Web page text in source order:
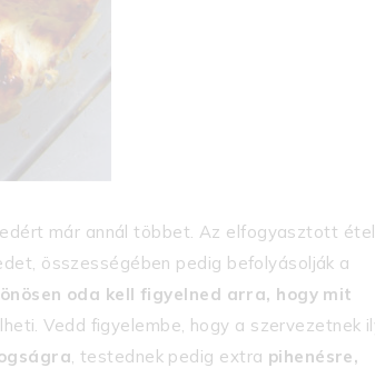
már annál többet. Az elfogyasztott
összességében pedig befolyásolják a
oda kell figyelned arra, hogy mit
Vedd figyelembe, hogy a szervezetnek
, testednek pedig extra pihenésre,